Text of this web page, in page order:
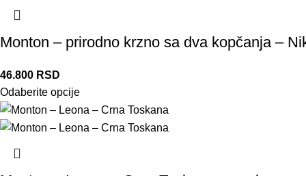
Monton – prirodno krzno sa dva kopčanja –
46.800 RSD
Odaberite opcije